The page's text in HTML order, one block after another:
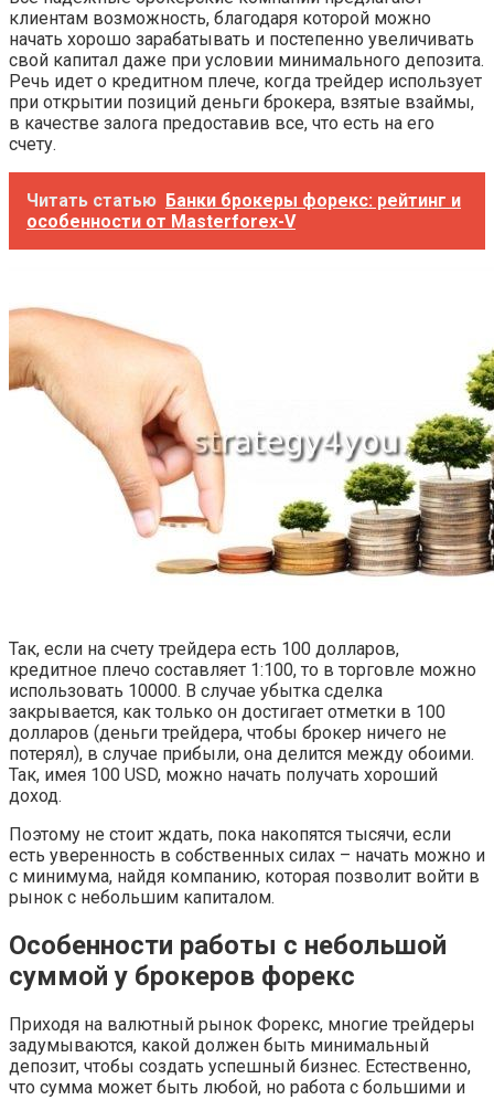
клиентам возможность, благодаря которой можно
начать хорошо зарабатывать и постепенно увеличивать
свой капитал даже при условии минимального депозита.
Речь идет о кредитном плече, когда трейдер использует
при открытии позиций деньги брокера, взятые взаймы,
в качестве залога предоставив все, что есть на его
счету.
Читать статью Банки брокеры форекс: рейтинг и
особенности от Masterforex-V
Так, если на счету трейдера есть 100 долларов,
кредитное плечо составляет 1:100, то в торговле можно
использовать 10000. В случае убытка сделка
закрывается, как только он достигает отметки в 100
долларов (деньги трейдера, чтобы брокер ничего не
потерял), в случае прибыли, она делится между обоими.
Так, имея 100 USD, можно начать получать хороший
доход.
Поэтому не стоит ждать, пока накопятся тысячи, если
есть уверенность в собственных силах – начать можно и
с минимума, найдя компанию, которая позволит войти в
рынок с небольшим капиталом.
Особенности работы с небольшой
суммой у брокеров форекс
Приходя на валютный рынок Форекс, многие трейдеры
задумываются, какой должен быть минимальный
депозит, чтобы создать успешный бизнес. Естественно,
что сумма может быть любой, но работа с большими и